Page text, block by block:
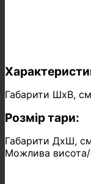
Габарити ШхВ,
Розмір тари:
Габарити ДхШ,
Можлива